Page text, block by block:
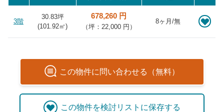
3階
30.83坪
(101.92㎡)
678,260 円
（坪：22,000 円）
8ヶ月/無
この物件に問い合わせる（無料）
この物件を検討リストに保存する